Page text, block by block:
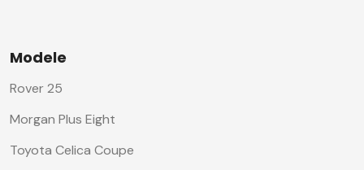
Modele
Rover 25
Morgan Plus Eight
Toyota Celica Coupe